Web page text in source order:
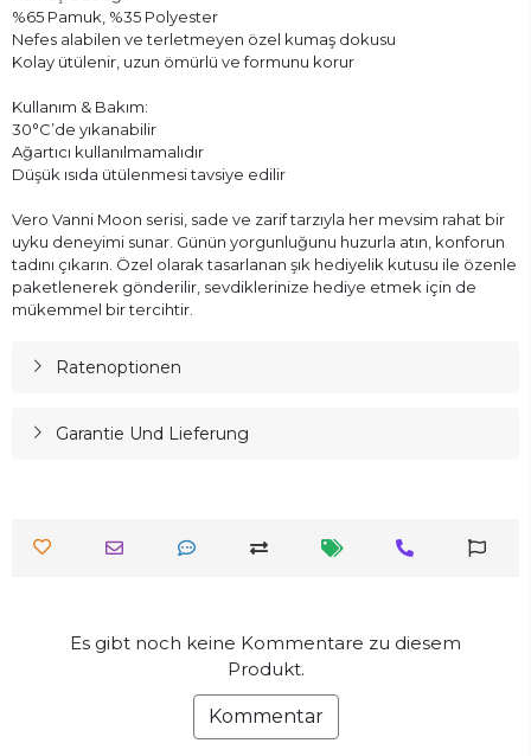
%65 Pamuk, %35 Polyester
Nefes alabilen ve terletmeyen özel kumaş dokusu
Kolay ütülenir, uzun ömürlü ve formunu korur
Kullanım & Bakım:
30°C’de yıkanabilir
Ağartıcı kullanılmamalıdır
Düşük ısıda ütülenmesi tavsiye edilir
Vero Vanni Moon serisi, sade ve zarif tarzıyla her mevsim rahat bir
uyku deneyimi sunar. Günün yorgunluğunu huzurla atın, konforun
tadını çıkarın. Özel olarak tasarlanan şık hediyelik kutusu ile özenle
paketlenerek gönderilir, sevdiklerinize hediye etmek için de
mükemmel bir tercihtir.
Ratenoptionen
Garantie Und Lieferung
Es gibt noch keine Kommentare zu diesem
Produkt.
Kommentar